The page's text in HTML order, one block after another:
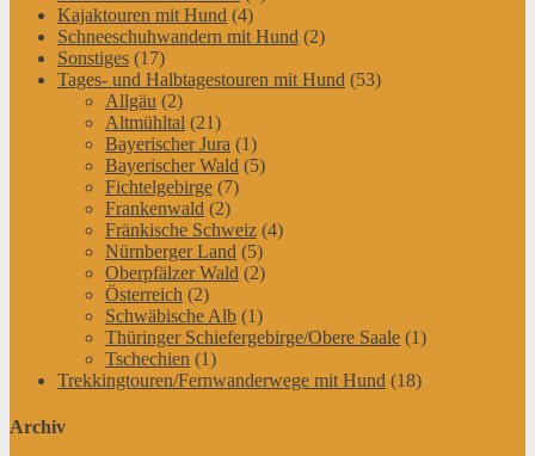
Kajaktouren mit Hund (4)
Schneeschuhwandern mit Hund (2)
Sonstiges (17)
Tages- und Halbtagestouren mit Hund (53)
Allgäu (2)
Altmühltal (21)
Bayerischer Jura (1)
Bayerischer Wald (5)
Fichtelgebirge (7)
Frankenwald (2)
Fränkische Schweiz (4)
Nürnberger Land (5)
Oberpfälzer Wald (2)
Österreich (2)
Schwäbische Alb (1)
Thüringer Schiefergebirge/Obere Saale (1)
Tschechien (1)
Trekkingtouren/Fernwanderwege mit Hund (18)
Archiv